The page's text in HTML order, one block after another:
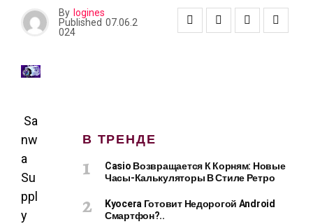
By logines
Published 07.06.2
024
Sa
nw
a
Su
ppl
y
В ТРЕНДЕ
Casio Возвращается К Корням: Новые
Часы-Калькуляторы В Стиле Ретро
Kyocera Готовит Недорогой Android
Смартфон?..